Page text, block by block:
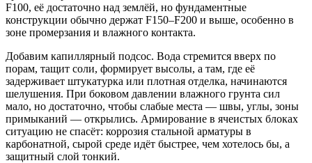
F100, её достаточно над землёй, но фундаментные
конструкции обычно держат F150–F200 и выше, особенно в
зоне промерзания и влажного контакта.
Добавим капиллярный подсос. Вода стремится вверх по
порам, тащит соли, формирует высолы, а там, где её
задерживает штукатурка или плотная отделка, начинаются
шелушения. При боковом давлении влажного грунта сил
мало, но достаточно, чтобы слабые места — швы, углы, зоны
примыканий — открылись. Армирование в ячеистых блоках
ситуацию не спасёт: коррозия стальной арматуры в
карбонатной, сырой среде идёт быстрее, чем хотелось бы, а
защитный слой тонкий.